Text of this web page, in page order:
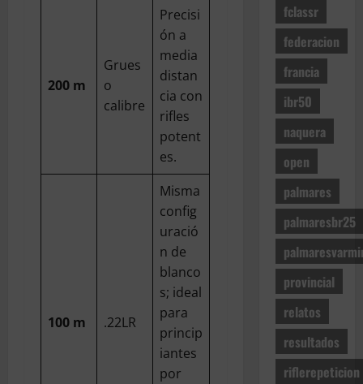
200 m
Grues
o
calibre
Precisi
ón a
media
distan
cia con
rifles
potent
es.
100 m .22LR
Misma
config
uració
n de
blanco
s; ideal
para
princip
iantes
por
dede
2026
V
i
t
r
o
l
e
)
9
de
de
2026
fclassr
federacion
francia
ibr50
naquera
open
palmares
palmaresbr25
provincial
relatos
resultados
riflerepeticion